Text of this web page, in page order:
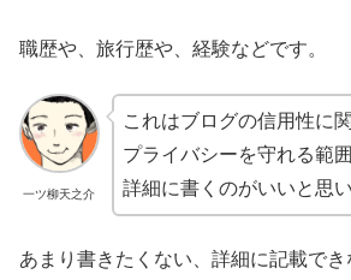
職歴や、旅行歴や、経験などです。
一ツ柳天之介
これはブログの信用性に
プライバシーを守れる範
詳細に書くのがいいと思い
あまり書きたくない、詳細に記載で